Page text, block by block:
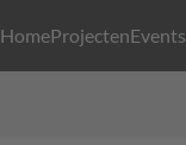
HomeProjectenEvents